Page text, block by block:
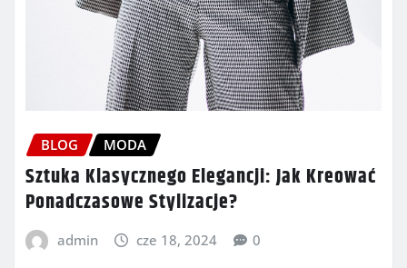
BLOG MODA
Sztuka Klasycznego Elegancji: Jak Kreować
Ponadczasowe Stylizacje?
admin cze 18, 2024 0